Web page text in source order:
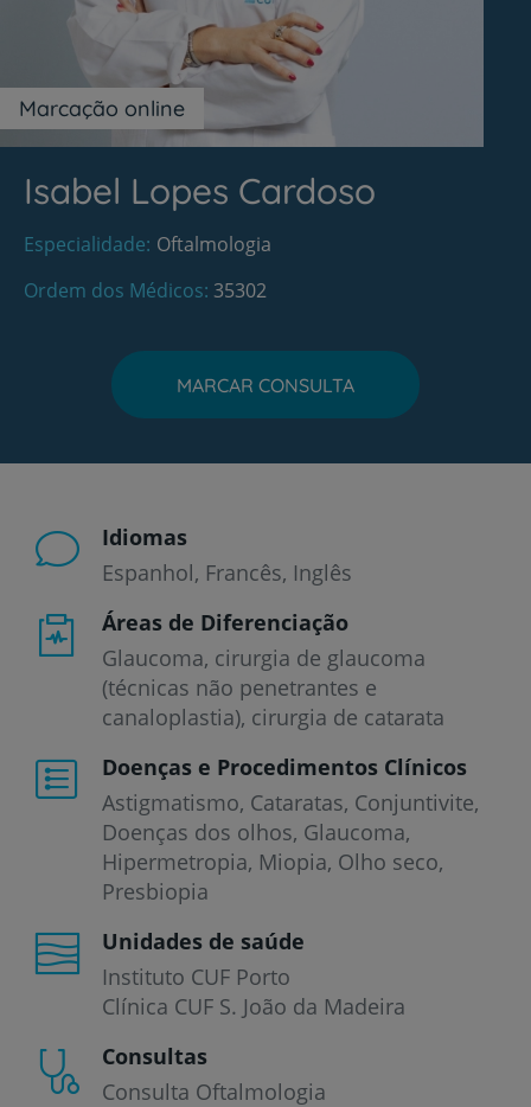
Marcação online
Isabel Lopes Cardoso
Especialidade Oftalmologia
Ordem dos Médicos 35302
MARCAR CONSULTA
Idiomas
Espanhol Francês Inglês
Áreas de Diferenciação
Glaucoma, cirurgia de glaucoma
(técnicas não penetrantes e
canaloplastia), cirurgia de catarata
Doenças e Procedimentos Clínicos
Astigmatismo Cataratas Conjuntivite
Doenças dos olhos Glaucoma
Hipermetropia Miopia Olho seco
Presbiopia
Unidades de saúde
Instituto CUF Porto
Clínica CUF S. João da Madeira
Consultas
Consulta Oftalmologia